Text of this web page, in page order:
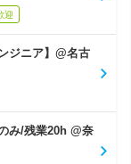
迎
ジニア】@名古
み/残業20h @奈